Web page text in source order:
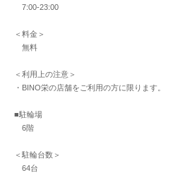
7:00-23:00
＜料金＞
無料
＜利用上の注意＞
・BINO栄の店舗をご利用の方に限ります。
■駐輪場
6階
＜駐輪台数＞
64台